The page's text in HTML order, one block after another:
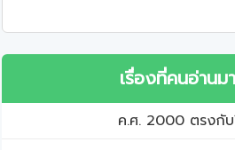
เรื่องที่คนอ่าน
ค.ศ. 2000 ตรงกั